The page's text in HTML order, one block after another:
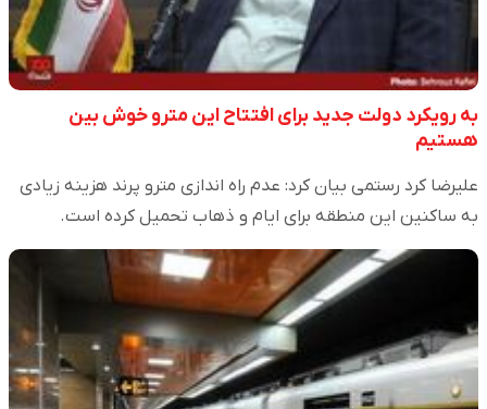
به رویکرد دولت جدید برای افتتاح این مترو خوش بین
هستیم
علیرضا کرد رستمی بیان کرد: عدم راه اندازی مترو پرند هزینه زیادی
به ساکنین این منطقه برای ایام و ذهاب تحمیل کرده است.